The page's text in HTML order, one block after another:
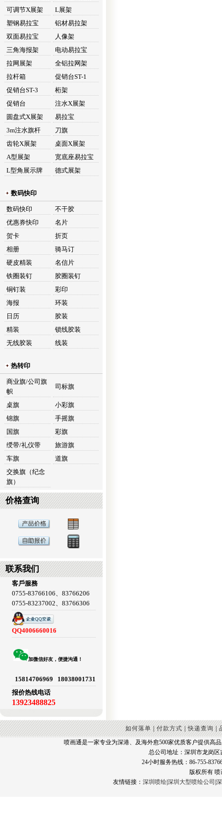
可调节X展架
L展架
塑钢易拉宝
铝材易拉架
双面易拉宝
人像架
三角海报架
电动易拉宝
拉网展架
全铝拉网架
拉杆箱
促销台ST-1
促销台ST-3
桁架
促销台
注水X展架
圆盘式X展架
易拉宝
3m注水旗杆
刀旗
齿轮X展架
桌面X展架
A型展架
宽底座易拉宝
L型角展示牌
德式展架
数码快印
数码快印
不干胶
优惠券快印
名片
贺卡
折页
相册
骑马订
硬皮精装
名信片
铁圈装钉
胶圈装钉
铜钉装
彩印
海报
环装
日历
胶装
精装
锁线胶装
无线胶装
线装
热转印
商业旗/公司旗
帜
司标旗
桌旗
小彩旗
锦旗
手摇旗
国旗
彩旗
绶带/礼仪带
旅游旗
车旗
道旗
交换旗（纪念
旗）
价格查询
联系我们
客戶服務
0755-83766106、83766206
0755-83237002、83766306
QQ4006660016
加微信好友，便捷沟通！
15814706969 18038001731
报价热线电话
13923488825
如何落单|付款方式|快递查询|
喷画通是一家专业为深港、及海外愈500家优质客户提供高
总公司地址：深圳市龙岗
24小时服务热线：86-755-
版权所有
友情链接： 深圳喷绘深圳大型喷绘公司